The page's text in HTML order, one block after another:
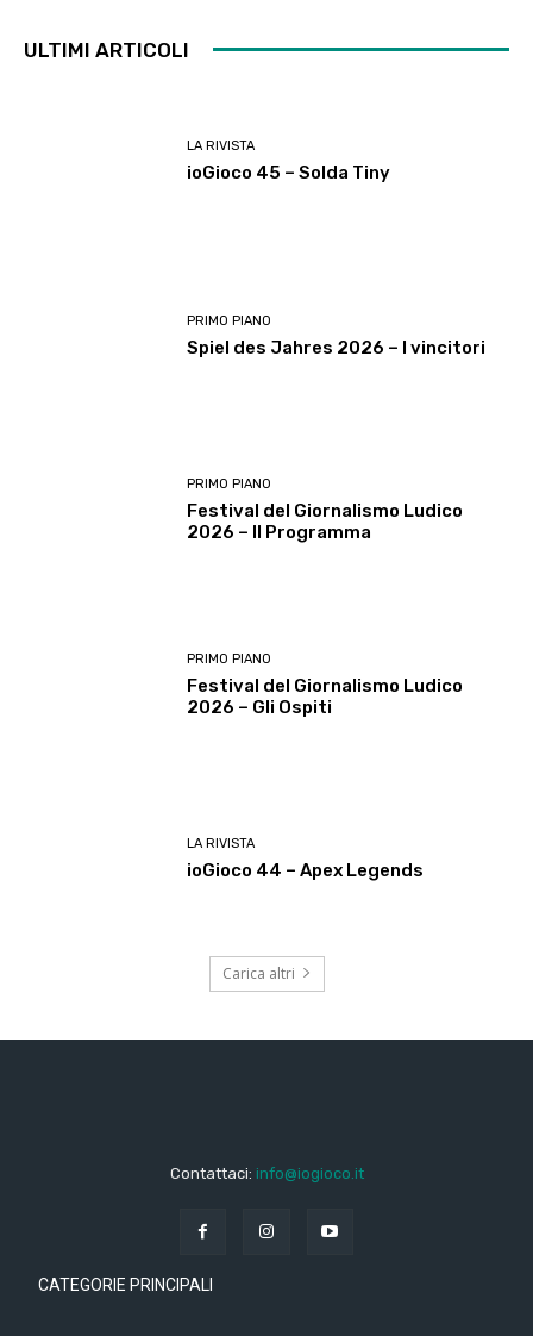
ULTIMI ARTICOLI
LA RIVISTA
ioGioco 45 – Solda Tiny
PRIMO PIANO
Spiel des Jahres 2026 – I vincitori
PRIMO PIANO
Festival del Giornalismo Ludico
2026 – Il Programma
PRIMO PIANO
Festival del Giornalismo Ludico
2026 – Gli Ospiti
LA RIVISTA
ioGioco 44 – Apex Legends
Carica altri
Contattaci: info@iogioco.it
CATEGORIE PRINCIPALI